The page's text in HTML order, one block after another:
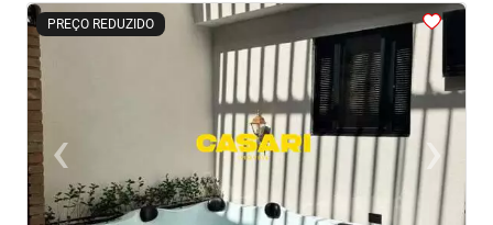
PREÇO REDUZIDO
<<<<
‹Previous ›Next